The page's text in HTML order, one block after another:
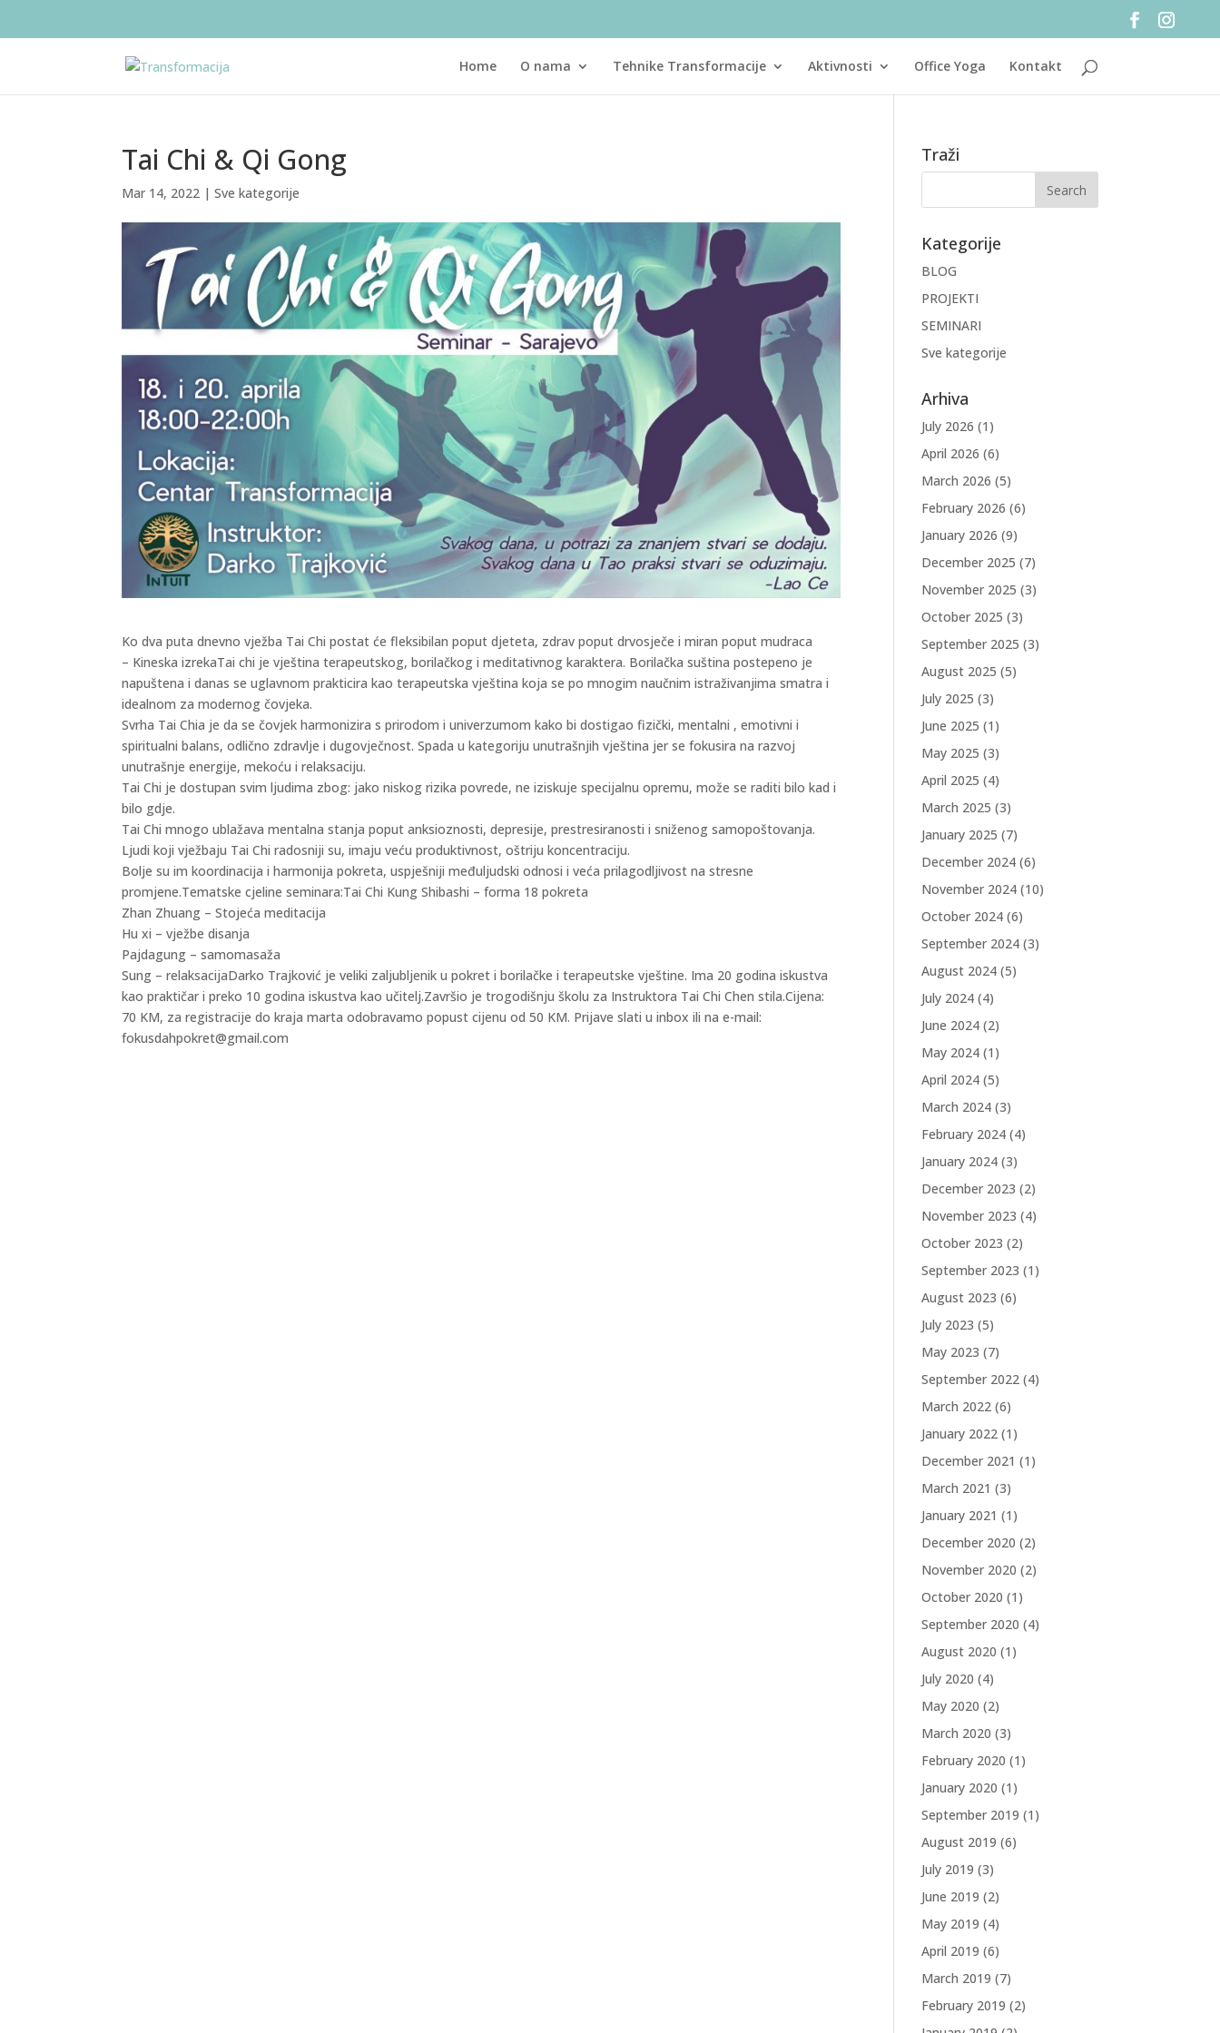
Home O nama Tehnike Transformacije Aktivnosti Office Yoga Kontakt
Tai Chi & Qi Gong
Mar 14, 2022 |Sve kategorije
Ko dva puta dnevno vježba Tai Chi postat će fleksibilan poput djeteta, zdrav poput drvosječe i miran poput mudraca
– Kineska izrekaTai chi je vještina terapeutskog, borilačkog i meditativnog karaktera. Borilačka suština postepeno je
napuštena i danas se uglavnom prakticira kao terapeutska vještina koja se po mnogim naučnim istraživanjima smatra i
idealnom za modernog čovjeka.
Svrha Tai Chia je da se čovjek harmonizira s prirodom i univerzumom kako bi dostigao fizički, mentalni , emotivni i
spiritualni balans, odlično zdravlje i dugovječnost. Spada u kategoriju unutrašnjih vještina jer se fokusira na razvoj
unutrašnje energije, mekoću i relaksaciju.
Tai Chi je dostupan svim ljudima zbog: jako niskog rizika povrede, ne iziskuje specijalnu opremu, može se raditi bilo kad i
bilo gdje.
Tai Chi mnogo ublažava mentalna stanja poput anksioznosti, depresije, prestresiranosti i sniženog samopoštovanja.
Ljudi koji vježbaju Tai Chi radosniji su, imaju veću produktivnost, oštriju koncentraciju.
Bolje su im koordinacija i harmonija pokreta, uspješniji međuljudski odnosi i veća prilagodljivost na stresne
promjene.Tematske cjeline seminara:Tai Chi Kung Shibashi – forma 18 pokreta
Zhan Zhuang – Stojeća meditacija
Hu xi – vježbe disanja
Pajdagung – samomasaža
Sung – relaksacijaDarko Trajković je veliki zaljubljenik u pokret i borilačke i terapeutske vještine. Ima 20 godina iskustva
kao praktičar i preko 10 godina iskustva kao učitelj.Završio je trogodišnju školu za Instruktora Tai Chi Chen stila.Cijena:
70 KM, za registracije do kraja marta odobravamo popust cijenu od 50 KM. Prijave slati u inbox ili na e-mail:
fokusdahpokret@gmail.com
Traži
Kategorije
BLOG
PROJEKTI
SEMINARI
Sve kategorije
Arhiva
July 2026 (1)
April 2026 (6)
March 2026 (5)
February 2026 (6)
January 2026 (9)
December 2025 (7)
November 2025 (3)
October 2025 (3)
September 2025 (3)
August 2025 (5)
July 2025 (3)
June 2025 (1)
May 2025 (3)
April 2025 (4)
March 2025 (3)
January 2025 (7)
December 2024 (6)
November 2024 (10)
October 2024 (6)
September 2024 (3)
August 2024 (5)
July 2024 (4)
June 2024 (2)
May 2024 (1)
April 2024 (5)
March 2024 (3)
February 2024 (4)
January 2024 (3)
December 2023 (2)
November 2023 (4)
October 2023 (2)
September 2023 (1)
August 2023 (6)
July 2023 (5)
May 2023 (7)
September 2022 (4)
March 2022 (6)
January 2022 (1)
December 2021 (1)
March 2021 (3)
January 2021 (1)
December 2020 (2)
November 2020 (2)
October 2020 (1)
September 2020 (4)
August 2020 (1)
July 2020 (4)
May 2020 (2)
March 2020 (3)
February 2020 (1)
January 2020 (1)
September 2019 (1)
August 2019 (6)
July 2019 (3)
June 2019 (2)
May 2019 (4)
April 2019 (6)
March 2019 (7)
February 2019 (2)